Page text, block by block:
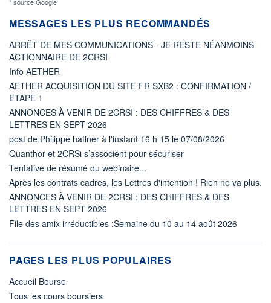
MESSAGES LES PLUS RECOMMANDÉS
ARRÊT DE MES COMMUNICATIONS - JE RESTE NÉANMOINS
ACTIONNAIRE DE 2CRSI
Info AETHER
AETHER ACQUISITION DU SITE FR SXB2 : CONFIRMATION /
ETAPE 1
ANNONCES À VENIR DE 2CRSI : DES CHIFFRES & DES
LETTRES EN SEPT 2026
post de Philippe haffner à l'instant 16 h 15 le 07/08/2026
Quanthor et 2CRSi s’associent pour sécuriser
Tentative de résumé du webinaire...
Après les contrats cadres, les Lettres d'intention ! Rien ne va plus.
ANNONCES À VENIR DE 2CRSI : DES CHIFFRES & DES
LETTRES EN SEPT 2026
File des amix irréductibles :Semaine du 10 au 14 août 2026
PAGES LES PLUS POPULAIRES
Accueil Bourse
Tous les cours boursiers